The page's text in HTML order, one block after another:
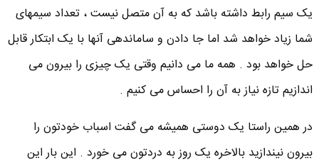
یک سیم رابط داشته باشد که به آن متصل نیست ، تعداد سیمهای
شما زیاد خواهد شد اما جا دادن و ساماندهی آنها با یک ابتکار قابل
حل خواهد بود . همه ما می دانیم وقتی یک چیزی را بیرون می
اندازیم تازه نیاز به آن را احساس می کنیم .
در همین راستا یک دوستی همیشه می گفت اسباب خودتون را
بیرون نیندازید بالاخره یک روز به دردتون می خورد . این بار این